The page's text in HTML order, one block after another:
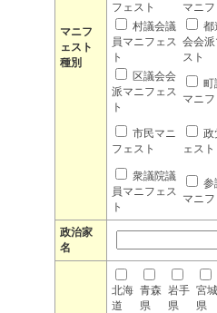
マニフ
ェスト
種別
フェスト
マニフ
村議会議
員マニフェス
ト
都
会会
スト
区議会会
派マニフェス
ト
町
マニフ
市民マニ
フェスト
政
ェスト
衆議院議
員マニフェス
ト
参
マニフ
政治家
名
北海
道
青森
県
岩手
県
宮城
県